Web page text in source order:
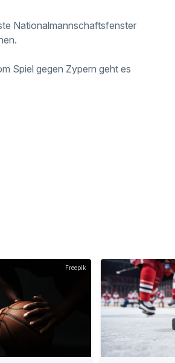
Nationalmannschaftsfenster
Spiel gegen Zypern geht es
Freepik